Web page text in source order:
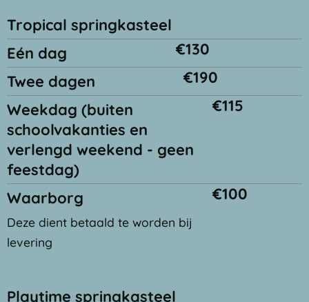
Tropical springkasteel
Eén dag
€130
Twee dagen
€190
Weekdag (buiten
schoolvakanties en
verlengd weekend - geen
feestdag)
€115
Waarborg
Deze dient betaald te worden bij
levering
€100
Playtime springkasteel